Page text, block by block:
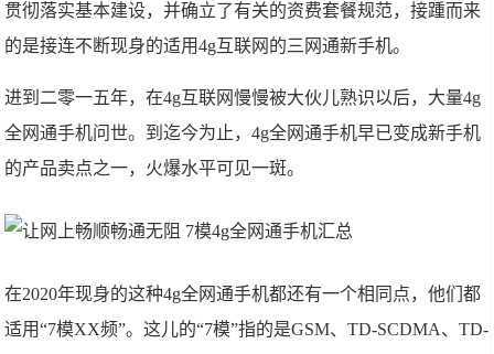
贯彻落实基本建设，并确立了有关的资费套餐规范，接踵而来
的是接连不断现身的适用4g互联网的三网通新手机。
进到二零一五年，在4g互联网慢慢被大伙儿熟识以后，大量4g
全网通手机问世。到迄今为止，4g全网通手机早已变成新手机
的产品卖点之一，火爆水平可见一斑。
在2020年现身的这种4g全网通手机都还有一个相同点，他们都
适用“7模XX频”。这儿的“7模”指的是GSM、TD-SCDMA、TD-